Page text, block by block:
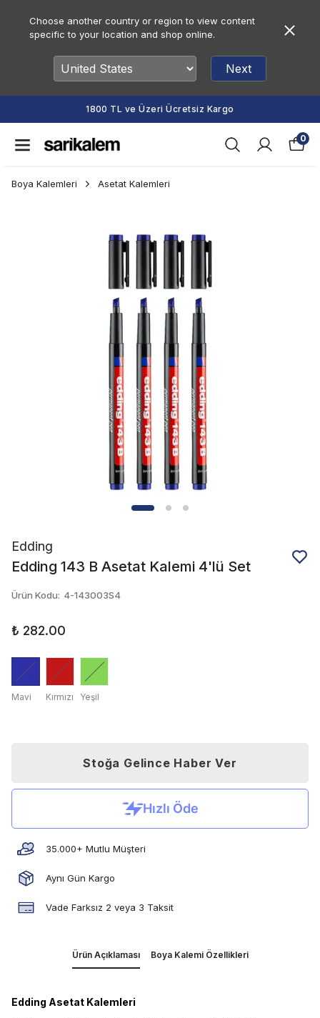
Choose another country or region to view content
specific to your location and shop online.
Next
1800 TL ve Üzeri Ücretsiz Kargo
0
Boya Kalemleri Asetat Kalemleri
Edding
Edding 143 B Asetat Kalemi 4'lü Set
Ürün Kodu: 4-143003S4
₺ 282.00
Mavi Kırmızı Yeşil
Stoğa Gelince Haber Ver
35.000+ Mutlu Müşteri
Aynı Gün Kargo
Vade Farksız 2 veya 3 Taksit
Ürün Açıklaması Boya Kalemi Özellikleri
Edding Asetat Kalemleri